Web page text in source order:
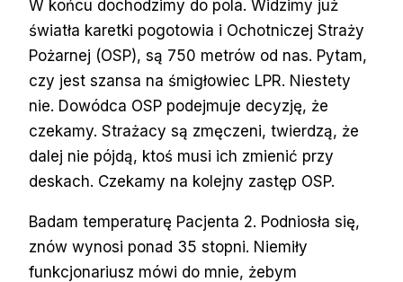
W końcu dochodzimy do pola. Widzimy już
światła karetki pogotowia i Ochotniczej Straży
Pożarnej (OSP), są 750 metrów od nas. Pytam,
czy jest szansa na śmigłowiec LPR. Niestety
nie. Dowódca OSP podejmuje decyzję, że
czekamy. Strażacy są zmęczeni, twierdzą, że
dalej nie pójdą, ktoś musi ich zmienić przy
deskach. Czekamy na kolejny zastęp OSP.
Badam temperaturę Pacjenta 2. Podniosła się,
znów wynosi ponad 35 stopni. Niemiły
funkcjonariusz mówi do mnie, żebym